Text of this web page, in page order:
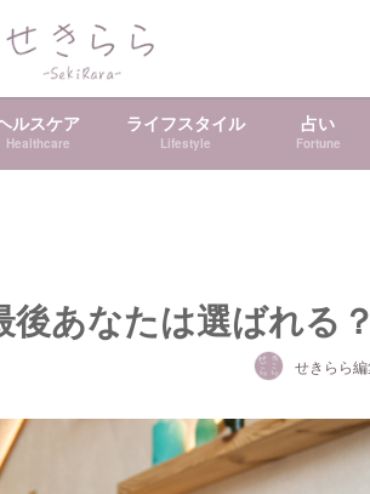
ルスケア
Healthcare
ライフスタイル
Lifestyle
占い
Fortune
あなたは選ばれる？
せきらら